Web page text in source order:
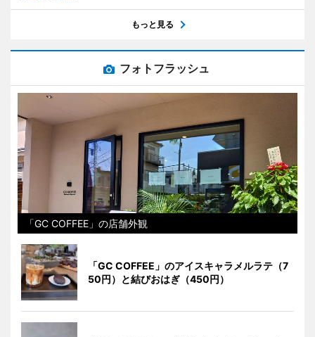
もっと見る
フォトフラッシュ
「GC COFFEE」の店舗外観
「GC COFFEE」のアイスキャラメルラテ（7
50円）と結びおはぎ（450円）